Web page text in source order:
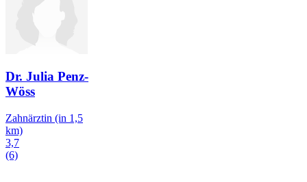
Dr. Julia Penz-
Wöss
Zahnärztin (in 1,5
km)
3,7
(6)